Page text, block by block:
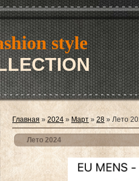
style
Главная » 2024 » Март » 28 » Лето
Лето 2024